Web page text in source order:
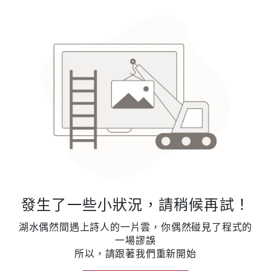
發生了一些小狀況，請稍候再試！
湖水偶然間遇上詩人的一片雲，你偶然碰見了程式的
一場謬誤
所以，請跟著我們重新開始